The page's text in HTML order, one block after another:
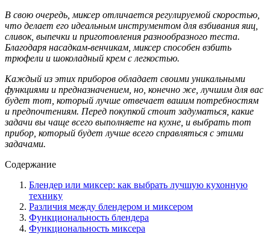
В свою очередь, миксер отличается регулируемой скоростью,
что делает его идеальным инструментом для взбивания яиц,
сливок, выпечки и приготовления разнообразного теста.
Благодаря насадкам-венчикам, миксер способен взбить
трюфели и шоколадный крем с легкостью.
Каждый из этих приборов обладает своими уникальными
функциями и предназначением, но, конечно же, лучшим для вас
будет тот, который лучше отвечает вашим потребностям
и предпочтениям. Перед покупкой стоит задуматься, какие
задачи вы чаще всего выполняете на кухне, и выбрать тот
прибор, который будет лучше всего справляться с этими
задачами.
Содержание
Блендер или миксер: как выбрать лучшую кухонную
технику
Различия между блендером и миксером
Функциональность блендера
Функциональность миксера